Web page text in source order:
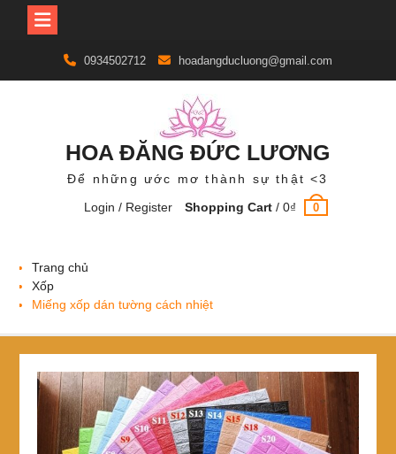
content
0934502712 hoadangducluong@gmail.com
HOA ĐĂNG ĐỨC LƯƠNG
Để những ước mơ thành sự thật <3
Login / Register
Shopping Cart /0₫ 0
Trang chủ
Xốp
Miếng xốp dán tường cách nhiệt